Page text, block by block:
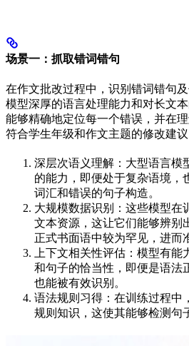
场景一：抓取错词错句
在作文批改过程中，识别错词错句
模型深厚的语言处理能力和对长文
能够精确地定位每一个错误，并在
符合学生年级和作文主题的修改建议
深层次语义理解：大型语言模
的能力，即便处于复杂语境，
词汇和错误的句子构造。
大规模数据识别：这些模型在
文本资源，这让它们能够辨别
正式书面语中较为罕见，进而
上下文相关性评估：模型有
和句子的恰当性，即便是语法
也能被有效识别。
语法规则习得：在训练过程中
规则知识，这使其能够检测句